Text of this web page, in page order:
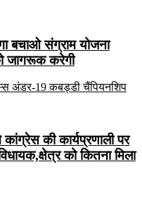
संग्राम योजना
जागरूक करेगी
की कार्यप्रणाली पर
को कितना मिला